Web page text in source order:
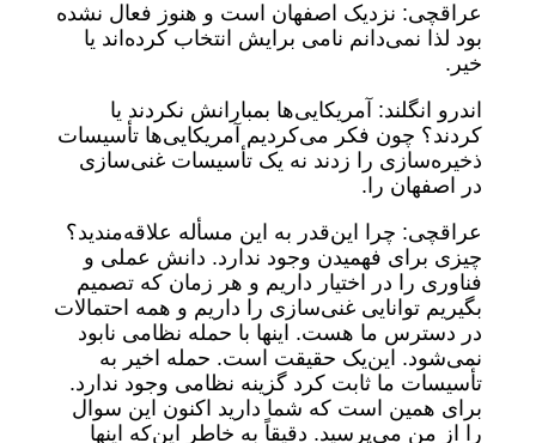
عراقچی: نزدیک اصفهان است و هنوز فعال نشده
بود لذا نمی‌دانم نامی برایش انتخاب کرده‌اند یا
خیر.
اندرو انگلند: آمریکایی‌ها بمبارانش نکردند یا
کردند؟ چون فکر می‌کردیم آمریکایی‌ها تأسیسات
ذخیره‌سازی را زدند نه یک تأسیسات غنی‌سازی
در اصفهان را.
عراقچی: چرا این‌قدر به این مسأله علاقه‌مندید؟
چیزی برای فهمیدن وجود ندارد. دانش عملی و
فناوری را در اختیار داریم و هر زمان که تصمیم
بگیریم توانایی غنی‌سازی را داریم و همه احتمالات
در دسترس ما هست. اینها با حمله نظامی نابود
نمی‌شود. این‌یک حقیقت است. حمله اخیر به
تأسیسات ما ثابت کرد گزینه نظامی وجود ندارد.
برای همین است که شما دارید اکنون این سوال
را از من می‌پرسید. دقیقاً به خاطر این‌که اینها